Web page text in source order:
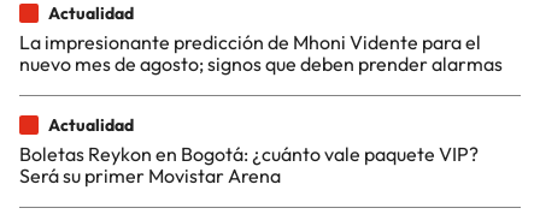
Actualidad
La impresionante predicción de Mhoni Vidente para el
nuevo mes de agosto; signos que deben prender alarmas
Actualidad
Boletas Reykon en Bogotá: ¿cuánto vale paquete VIP?
Será su primer Movistar Arena